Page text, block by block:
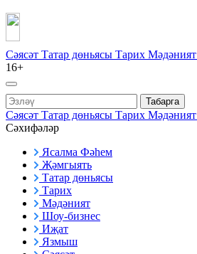
Сәясәт Татар дөньясы Тарих Мәдәният
16+
Табарга
Сәясәт Татар дөньясы Тарих Мәдәният
Сәхифәләр
Ясалма Фәһем
Җәмгыять
Татар дөньясы
Тарих
Мәдәният
Шоу-бизнес
Иҗат
Язмыш